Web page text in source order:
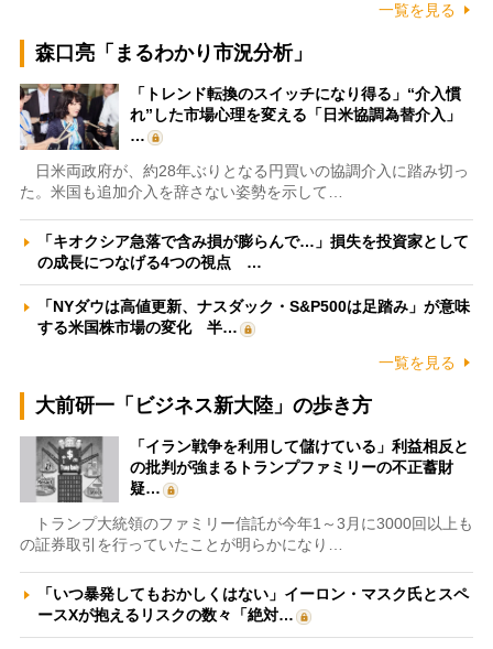
一覧を見る
森口亮「まるわかり市況分析」
「トレンド転換のスイッチになり得る」“介入慣
れ”した市場心理を変える「日米協調為替介入」
…
日米両政府が、約28年ぶりとなる円買いの協調介入に踏み切っ
た。米国も追加介入を辞さない姿勢を示して…
「キオクシア急落で含み損が膨らんで…」損失を投資家として
の成長につなげる4つの視点 …
「NYダウは高値更新、ナスダック・S&P500は足踏み」が意味
する米国株市場の変化 半…
一覧を見る
大前研一「ビジネス新大陸」の歩き方
「イラン戦争を利用して儲けている」利益相反と
の批判が強まるトランプファミリーの不正蓄財
疑…
トランプ大統領のファミリー信託が今年1～3月に3000回以上も
の証券取引を行っていたことが明らかになり…
「いつ暴発してもおかしくはない」イーロン・マスク氏とスペ
ースXが抱えるリスクの数々「絶対…